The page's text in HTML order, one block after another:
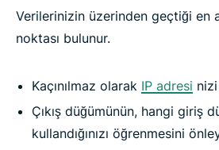
Verilerinizin üzerinden geçtiği en
noktası bulunur.
Kaçınılmaz olarak IP adresi
Çıkış düğümünün, hangi giriş
kullandığınızı öğrenmesini